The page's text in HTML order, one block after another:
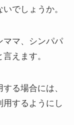
でしょうか。
ママ、シンパパ
えます。
る場合には、
用するようにし